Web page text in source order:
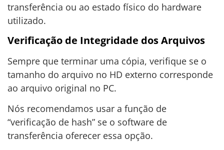
transferência ou ao estado físico do hardware
utilizado.
Verificação de Integridade dos Arquivos
Sempre que terminar uma cópia, verifique se o
tamanho do arquivo no HD externo corresponde
ao arquivo original no PC.
Nós recomendamos usar a função de
“verificação de hash” se o software de
transferência oferecer essa opção.